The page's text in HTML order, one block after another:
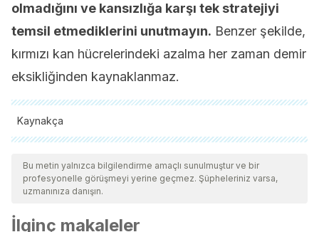
olmadığını ve kansızlığa karşı tek stratejiyi
temsil etmediklerini unutmayın. Benzer şekilde,
kırmızı kan hücrelerindeki azalma her zaman demir
eksikliğinden kaynaklanmaz.
Kaynakça
Tüm alıntı yapılan kaynaklar, kalitelerini, güvenilirliklerini,
güncelliklerini ve geçerliliklerini sağlamak için ekibimiz
tarafından derinlemesine incelendi. Bu makalenin bibliyografisi
kabul edildi.
Bu metin yalnızca bilgilendirme amaçlı sunulmuştur ve bir
profesyonelle görüşmeyi yerine geçmez. Şüpheleriniz varsa,
uzmanınıza danışın.
İlginç makaleler